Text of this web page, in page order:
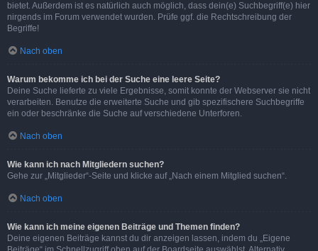
bietet. Außerdem ist es natürlich auch möglich, dass dein(e) Suchbegriff(e) hier
nirgends im Forum verwendet wurden. Prüfe ggf. die Rechtschreibung der
Begriffe!
Nach oben
Warum bekomme ich bei der Suche eine leere Seite?
Deine Suche lieferte zu viele Ergebnisse, somit konnte der Webserver sie nicht
verarbeiten. Benutze die erweiterte Suche und gib spezifischere Suchbegriffe
ein oder beschränke die Suche auf verschiedene Unterforen.
Nach oben
Wie kann ich nach Mitgliedern suchen?
Gehe zur „Mitglieder“-Seite und klicke auf „Nach einem Mitglied suchen“.
Nach oben
Wie kann ich meine eigenen Beiträge und Themen finden?
Deine eigenen Beiträge kannst du dir anzeigen lassen, indem du „Eigene